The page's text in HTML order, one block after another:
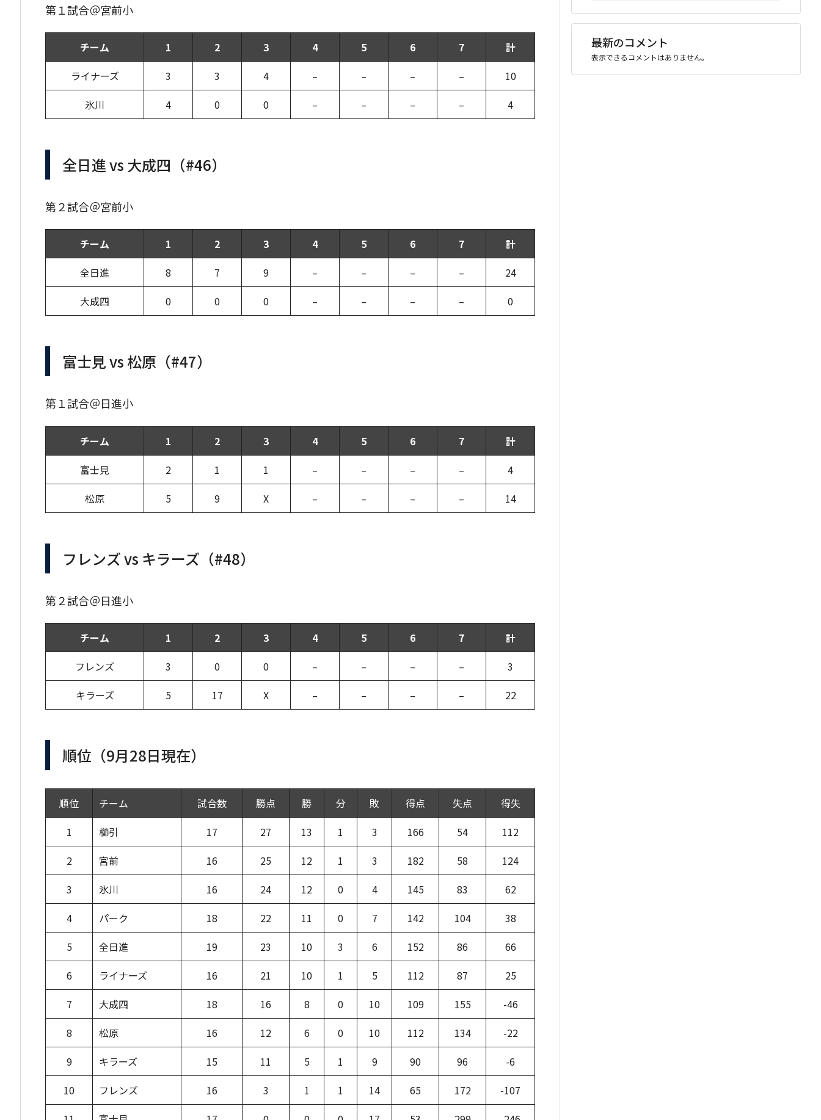
第１試合＠宮前小
チーム 1 2 3 4 5 6 7
計
ライナーズ
3 3 4 – – – –
10
氷川
4 0 0 – – – – 4
全日進 vs 大成四（#46）
第２試合＠宮前小
チーム 1 2 3 4 5 6 7
計
全日進
8 7 9 – – – –
24
大成四
0 0 0 – – – – 0
富士見 vs 松原（#47）
第１試合＠日進小
チーム 1 2 3 4 5 6 7
計
富士見
2 1 1 – – – –
4
松原
5 9 X – – – – 14
フレンズ vs キラーズ（#48）
第２試合＠日進小
チーム 1 2 3 4 5 6 7
計
フレンズ
3 0 0 – – – –
3
キラーズ
5 17 X – – – – 22
順位（9月28日現在）
順位 チーム 試合数 勝点 勝 分 敗 得点 失点
得失
1
櫛引 17 27 13 1 3 166 54
112
2
宮前 16 25 12 1 3 182 58
124
3
氷川 16 24 12 0 4 145 83
62
4
パーク 18 22 11 0 7 142 104
38
5
全日進 19 23 10 3 6 152 86
66
6
ライナーズ 16 21 10 1 5 112 87
25
7
大成四 18 16 8 0 10 109 155
-46
8
松原 16 12 6 0 10 112 134
-22
9
キラーズ 15 11 5 1 9 90 96
-6
10
フレンズ 16 3 1 1 14 65 172
-107
最新のコメント
表示できるコメントはありません。